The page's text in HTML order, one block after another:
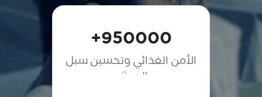
950000+
الأمن الغذائي وتحسين سبل
العيش